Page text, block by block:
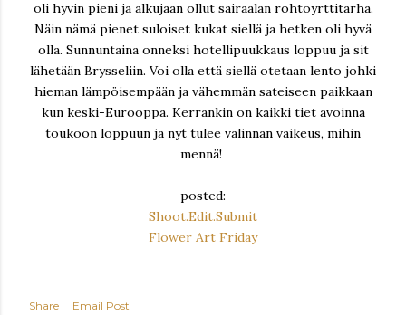
oli hyvin pieni ja alkujaan ollut sairaalan rohtoyrttitarha.
Näin nämä pienet suloiset kukat siellä ja hetken oli hyvä
olla. Sunnuntaina onneksi hotellipuukkaus loppuu ja sit
lähetään Brysseliin. Voi olla että siellä otetaan lento johki
hieman lämpöisempään ja vähemmän sateiseen paikkaan
kun keski-Eurooppa. Kerrankin on kaikki tiet avoinna
toukoon loppuun ja nyt tulee valinnan vaikeus, mihin
mennä!
posted:
Shoot.Edit.Submit
Flower Art Friday
Share
Email Post